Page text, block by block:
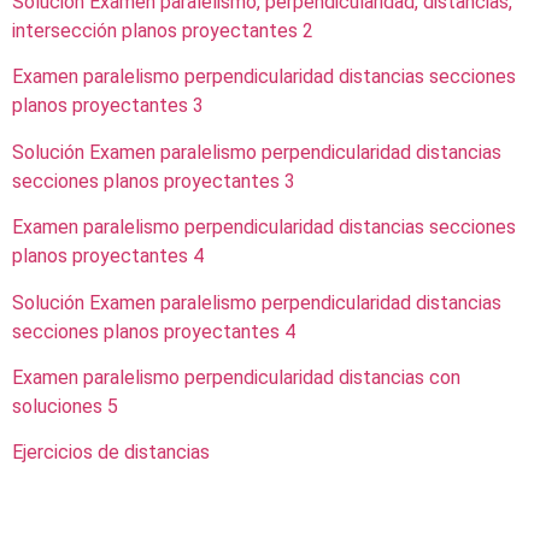
intersección planos proyectantes 2
Examen paralelismo perpendicularidad distancias secciones
planos proyectantes 3
Solución Examen paralelismo perpendicularidad distancias
secciones planos proyectantes 3
Examen paralelismo perpendicularidad distancias secciones
planos proyectantes 4
Solución Examen paralelismo perpendicularidad distancias
secciones planos proyectantes 4
Examen paralelismo perpendicularidad distancias con
soluciones 5
Ejercicios de distancias